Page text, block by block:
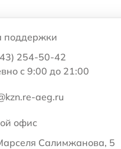
поддержки
254-50-42
с 9:00 до 21:00
aeg.ru
офис
Салимжанова, 5